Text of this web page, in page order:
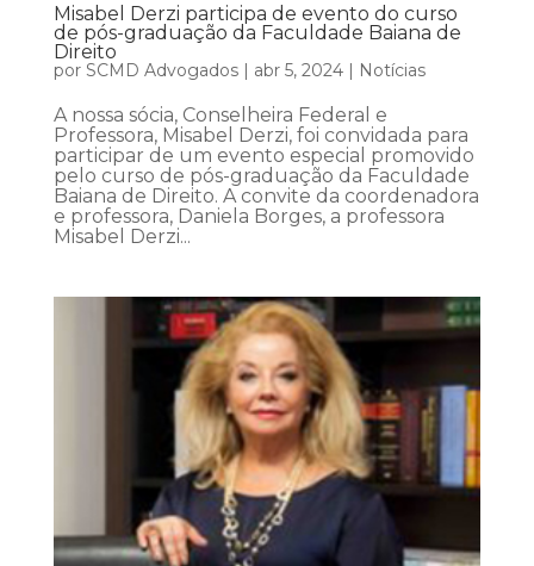
Misabel Derzi participa de evento do curso
de pós-graduação da Faculdade Baiana de
Direito
por SCMD Advogados| abr 5, 2024| Notícias
A nossa sócia, Conselheira Federal e
Professora, Misabel Derzi, foi convidada para
participar de um evento especial promovido
pelo curso de pós-graduação da Faculdade
Baiana de Direito. A convite da coordenadora
e professora, Daniela Borges, a professora
Misabel Derzi...